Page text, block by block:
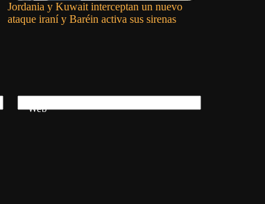
Jordania y Kuwait interceptan un nuevo
ataque iraní y Baréin activa sus sirenas
Web